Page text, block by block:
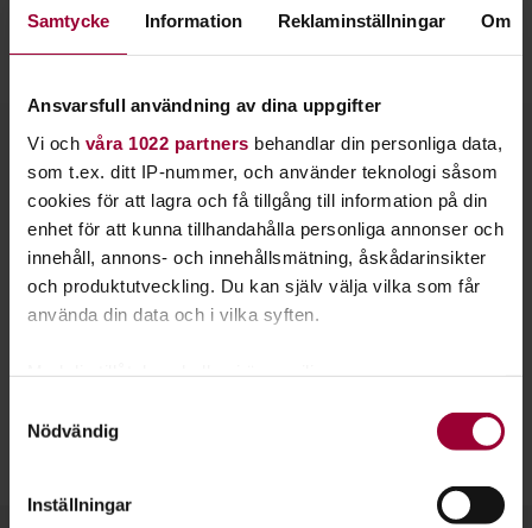
Samtycke Information Reklaminställningar Om
Ansvarsfull användning av dina uppgifter
Vi och våra 1022 partners behandlar din personliga data,
som t.ex. ditt IP-nummer, och använder teknologi såsom
cookies för att lagra och få tillgång till information på din
enhet för att kunna tillhandahålla personliga annonser och
innehåll, annons- och innehållsmätning, åskådarinsikter
och produktutveckling. Du kan själv välja vilka som får
använda din data och i vilka syften.
som kan ha en noggrannhet på upp till flera meter
Nödvändig
Inställningar
Utveckla dina färdigheter och arbeta med
material som trä, metall, lera eller keramik.
Välj bland vårt utbud
Skulptur & lera
Hos oss kan du lära dig
smyckestillverkning
och designa
dina egna ringar och armband. Silver är ett populärt och lätt
material att jobba i. Det är en speciell känsla i att se hur
ädelmetallen formas och blir till ett fint smycke.
Drejningär en annan hantverksteknik du kan lära dig hos oss.
Du använder lera och en drejskiva för att forma föremål som
skålar, vaser och krukor. Bara kreativiteten och fantasin